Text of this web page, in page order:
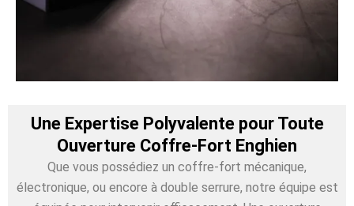
Une Expertise Polyvalente pour Toute
Ouverture Coffre-Fort Enghien
Que vous possédiez un coffre-fort mécanique,
électronique, ou encore à double serrure, notre équipe est